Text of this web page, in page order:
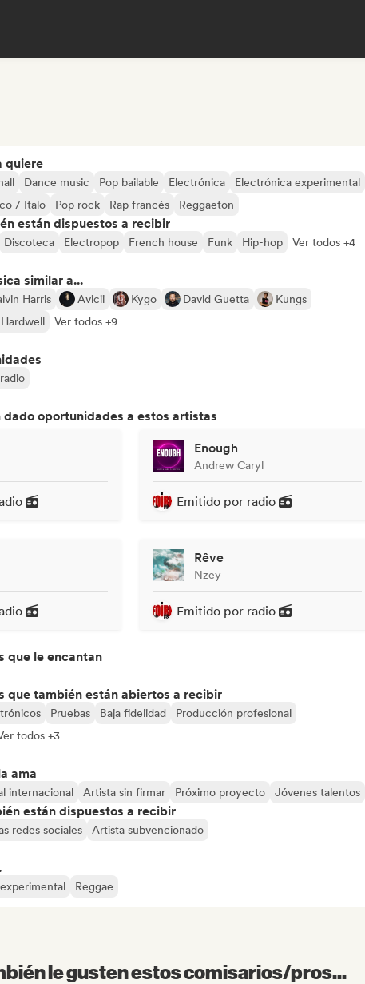
quiere
Dance music Pop bailable Electrónica
Electrónica experimental
/ Italo Pop rock Rap francés Reggaeton
están dispuestos a recibir
Discoteca Electropop French house Funk Hip-hop Ver todos +4
similar a...
Harris Avicii Kygo David Guetta
Kungs
Hardwell Ver todos +9
dado oportunidades a estos artistas
Enough
Andrew Caryl
Emitido por radio
Rêve
Nzey
Emitido por radio
que le encantan
que también están abiertos a recibir
Pruebas Baja fidelidad
Producción profesional
todos +3
ama
internacional Artista sin firmar Próximo proyecto Jóvenes talentos
están dispuestos a recibir
redes sociales Artista subvencionado
Reggae
le gusten estos comisarios/pros...